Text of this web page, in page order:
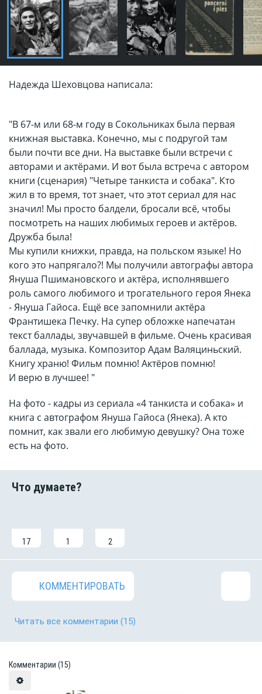
Надежда Шеховцова написала:
"В 67-м или 68-м году в Сокольниках была первая
книжная выставка. Конечно, мы с подругой там
были почти все дни. На выставке были встречи с
авторами и актёрами. И вот была встреча с автором
книги (сценария) "Четыре танкиста и собака". Кто
жил в то время, тот знает, что этот сериал для нас
значил! Мы просто балдели, бросали всё, чтобы
посмотреть на наших любимых героев и актёров.
Дружба была!
Мы купили книжки, правда, на польском языке! Но
кого это напрягало?! Мы получили автографы автора
Януша Пшимановского и актёра, исполнявшего
роль самого любимого и трогательного героя Янека
- Януша Гайоса. Ещё все запомнили актёра
Франтишека Печку. На супер обложке напечатан
текст баллады, звучавшей в фильме. Очень красивая
баллада, музыка. Композитор Адам Валяциньский.
Книгу храню! Фильм помню! Актёров помню!
И верю в лучшее! "
На фото - кадры из сериала «4 танкиста и собака» и
книга с автографом Януша Гайоса (Янека). А кто
помнит, как звали его любимую девушку? Она тоже
есть на фото.
17 1 2
КОММЕНТИРОВАТЬ
Читать все комментарии (15)
Комментарии (15)